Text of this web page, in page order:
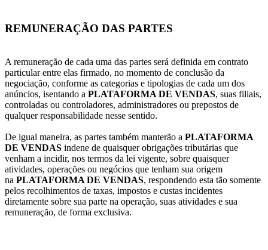
REMUNERAÇÃO DAS PARTES
A remuneração de cada uma das partes será definida em contrato
particular entre elas firmado, no momento de conclusão da
negociação, conforme as categorias e tipologias de cada um dos
anúncios, isentando a PLATAFORMA DE VENDAS, suas filiais,
controladas ou controladores, administradores ou prepostos de
qualquer responsabilidade nesse sentido.
De igual maneira, as partes também manterão a PLATAFORMA
DE VENDAS indene de quaisquer obrigações tributárias que
venham a incidir, nos termos da lei vigente, sobre quaisquer
atividades, operações ou negócios que tenham sua origem
na PLATAFORMA DE VENDAS, respondendo esta tão somente
pelos recolhimentos de taxas, impostos e custas incidentes
diretamente sobre sua parte na operação, suas atividades e sua
remuneração, de forma exclusiva.